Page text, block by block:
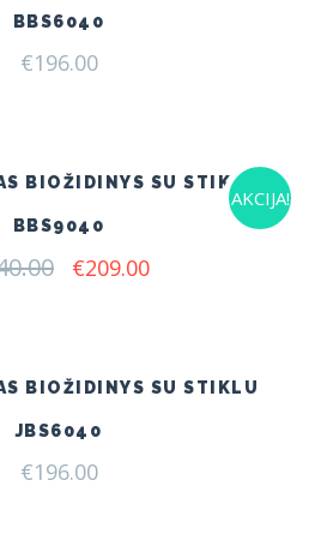
BBS6040
€196.00
AKCIJA!
BIOŽIDINYS SU STIKLU
BBS9040
Original
€209.00Current
BIOŽIDINYS SU STIKLU
JBS6040
€196.00